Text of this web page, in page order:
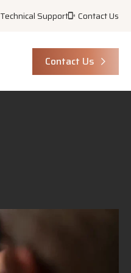
Technical Support Contact Us
Contact Us